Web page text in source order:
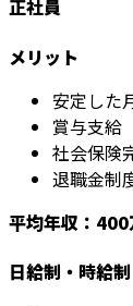
正社員
メリット
安定した
賞与支給
社会保険
退職金制
平均年収：
日給制・時給制